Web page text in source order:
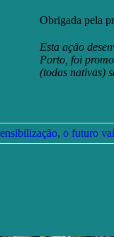
Obrigada pela
Esta ação
Porto, foi
(todas nativas)
, o futuro